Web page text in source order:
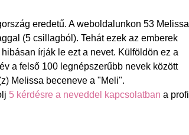
eredetű. A weboldalunkon 53 Melissa
(5 csillagból). Tehát ezek az emberek
írják le ezt a nevet. Külföldön ez a
a felső 100 legnépszerűbb nevek között
Melissa beceneve a "Meli".
5 kérdésre a neveddel kapcsolatban a profil